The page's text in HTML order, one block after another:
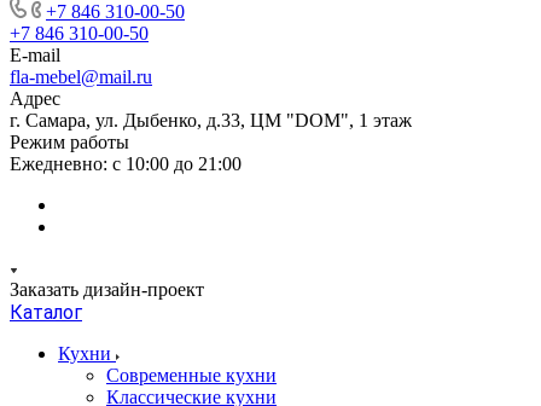
+7 846 310-00-50
+7 846 310-00-50
E-mail
fla-mebel@mail.ru
Адрес
г. Самара, ул. Дыбенко, д.33, ЦМ "DOM", 1 этаж
Режим работы
Ежедневно: с 10:00 до 21:00
Заказать дизайн-проект
Каталог
Кухни
Современные кухни
Классические кухни